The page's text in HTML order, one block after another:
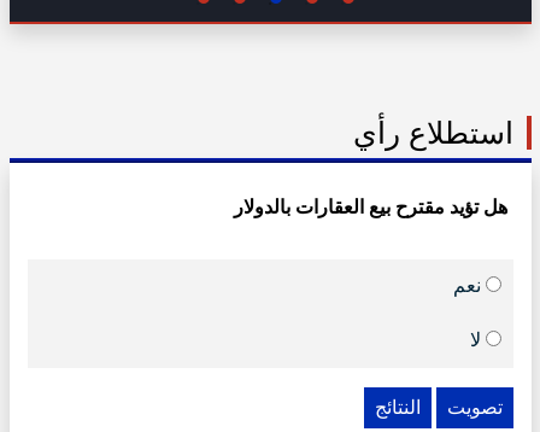
استطلاع رأي
هل تؤيد مقترح بيع العقارات بالدولار
نعم
لا
تصويت النتائج